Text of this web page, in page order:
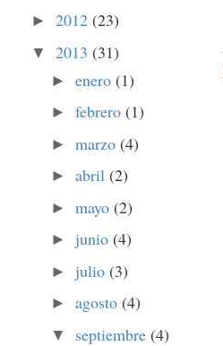
► 2012 (23)
▼ 2013 (31)
► enero (1)
► febrero (1)
► marzo (4)
► abril (2)
► mayo (2)
► junio (4)
► julio (3)
► agosto (4)
▼ septiembre (4)